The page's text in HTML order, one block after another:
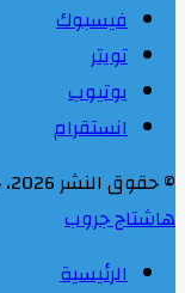
فيسبوك
تويتر
يوتيوب
انستقرام
© حقوق النشر 2026، جميع الحقوق محفوظة |
هاشتاج جروب
الرئيسية